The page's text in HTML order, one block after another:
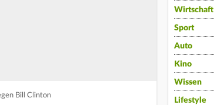
Bill Clinton
Wirtschaft
Sport
Auto
Kino
Wissen
Lifestyle